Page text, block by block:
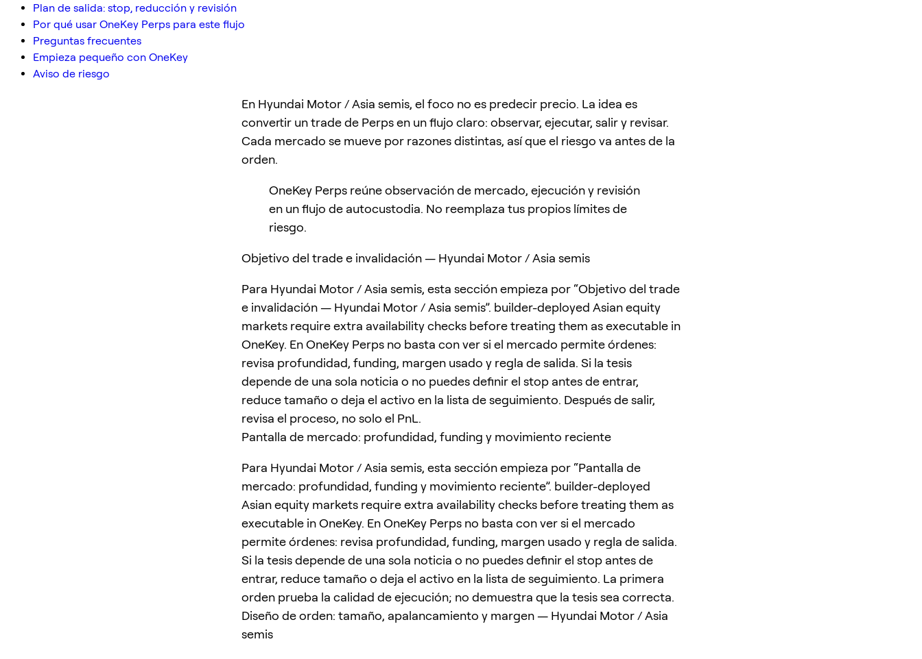
Plan de salida: stop, reducción y revisión
Por qué usar OneKey Perps para este flujo
Preguntas frecuentes
Empieza pequeño con OneKey
Aviso de riesgo
En Hyundai Motor / Asia semis, el foco no es predecir precio. La idea es
convertir un trade de Perps en un flujo claro: observar, ejecutar, salir y revisar.
Cada mercado se mueve por razones distintas, así que el riesgo va antes de la
orden.
OneKey Perps reúne observación de mercado, ejecución y revisión
en un flujo de autocustodia. No reemplaza tus propios límites de
riesgo.
Objetivo del trade e invalidación — Hyundai Motor / Asia semis
Para Hyundai Motor / Asia semis, esta sección empieza por “Objetivo del trade
e invalidación — Hyundai Motor / Asia semis”. builder-deployed Asian equity
markets require extra availability checks before treating them as executable in
OneKey. En OneKey Perps no basta con ver si el mercado permite órdenes:
revisa profundidad, funding, margen usado y regla de salida. Si la tesis
depende de una sola noticia o no puedes definir el stop antes de entrar,
reduce tamaño o deja el activo en la lista de seguimiento. Después de salir,
revisa el proceso, no solo el PnL.
Pantalla de mercado: profundidad, funding y movimiento reciente
Para Hyundai Motor / Asia semis, esta sección empieza por “Pantalla de
mercado: profundidad, funding y movimiento reciente”. builder-deployed
Asian equity markets require extra availability checks before treating them as
executable in OneKey. En OneKey Perps no basta con ver si el mercado
permite órdenes: revisa profundidad, funding, margen usado y regla de salida.
Si la tesis depende de una sola noticia o no puedes definir el stop antes de
entrar, reduce tamaño o deja el activo en la lista de seguimiento. La primera
orden prueba la calidad de ejecución; no demuestra que la tesis sea correcta.
Diseño de orden: tamaño, apalancamiento y margen — Hyundai Motor / Asia
semis